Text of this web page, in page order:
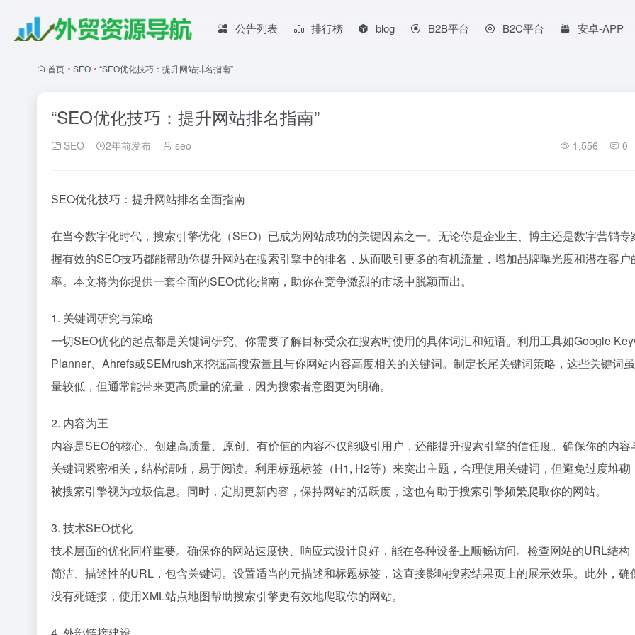
公告列表 排行榜 blog B2B平台 B2C平台 安卓-APP
首页 • SEO • “SEO优化技巧：提升网站排名指南”
“SEO优化技巧：提升网站排名指南”
SEO 2年前发布 seo 1,556 0
SEO优化技巧：提升网站排名全面指南
在当今数字化时代，搜索引擎优化（SEO）已成为网站成功的关键因素之一。无论你是企业主、博主还是数字营销专
握有效的SEO技巧都能帮助你提升网站在搜索引擎中的排名，从而吸引更多的有机流量，增加品牌曝光度和潜在客户
率。本文将为你提供一套全面的SEO优化指南，助你在竞争激烈的市场中脱颖而出。
1. 关键词研究与策略
一切SEO优化的起点都是关键词研究。你需要了解目标受众在搜索时使用的具体词汇和短语。利用工具如Google
Planner、Ahrefs或SEMrush来挖掘高搜索量且与你网站内容高度相关的关键词。制定长尾关键词策略，这些关键词
量较低，但通常能带来更高质量的流量，因为搜索者意图更为明确。
2. 内容为王
内容是SEO的核心。创建高质量、原创、有价值的内容不仅能吸引用户，还能提升搜索引擎的信任度。确保你的内容
关键词紧密相关，结构清晰，易于阅读。利用标题标签（H1, H2等）来突出主题，合理使用关键词，但避免过度堆砌
被搜索引擎视为垃圾信息。同时，定期更新内容，保持网站的活跃度，这也有助于搜索引擎频繁爬取你的网站。
3. 技术SEO优化
技术层面的优化同样重要。确保你的网站速度快、响应式设计良好，能在各种设备上顺畅访问。检查网站的URL结构
简洁、描述性的URL，包含关键词。设置适当的元描述和标题标签，这直接影响搜索结果页上的展示效果。此外，确
没有死链接，使用XML站点地图帮助搜索引擎更有效地爬取你的网站。